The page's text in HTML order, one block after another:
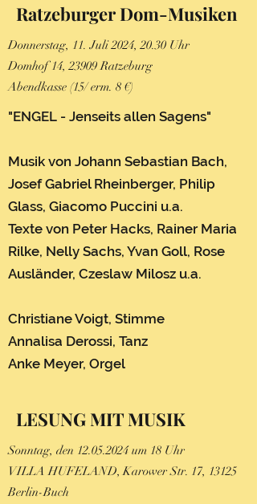
Ratzeburger Dom-Musiken
Donnerstag, 11. Juli 2024, 20.30 Uhr
Domhof 14, 23909 Ratzeburg
Abendkasse (15/ erm. 8 €)
"ENGEL - Jenseits allen Sagens"
Musik von Johann Sebastian Bach,
Josef Gabriel Rheinberger, Philip
Glass, Giacomo Puccini u.a.
Texte von Peter Hacks, Rainer Maria
Rilke, Nelly Sachs, Yvan Goll, Rose
Ausländer, Czeslaw Milosz u.a.
Christiane Voigt, Stimme
Annalisa Derossi, Tanz
Anke Meyer, Orgel
LESUNG MIT MUSIK
Sonntag, den 12.05.2024um 18 Uhr
VILLA HUFELAND, Karower Str. 17, 13125
Berlin-Buch